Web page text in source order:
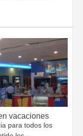
vacaciones
para todos los